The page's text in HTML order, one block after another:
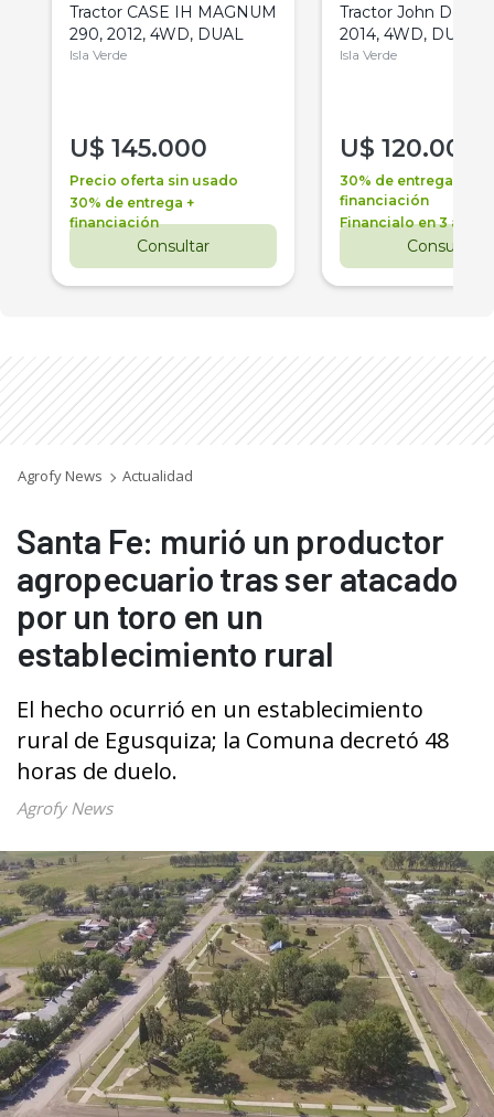
Tractor CASE IH MAGNUM
290, 2012, 4WD, DUAL
Isla Verde
U$ 145.000
Precio oferta sin usado
30% de entrega +
financiación
Consultar
Tractor John Deere
2014, 4WD, DUAL
Isla Verde
U$ 120.000
30% de entrega +
financiación
Financialo en 3 años
Consultar
Agrofy News Actualidad
Santa Fe: murió un productor
agropecuario tras ser atacado
por un toro en un
establecimiento rural
El hecho ocurrió en un establecimiento
rural de Egusquiza; la Comuna decretó 48
horas de duelo.
Agrofy News